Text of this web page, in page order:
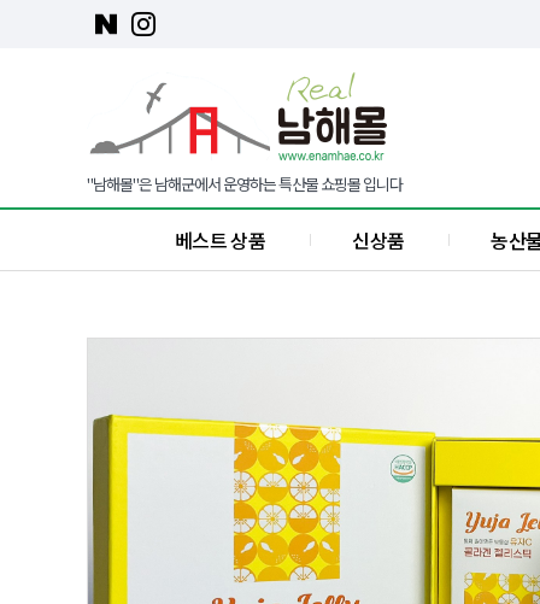
"남해몰"은 남해군에서 운영하는 특산물 쇼핑몰 입니다
베스트 상품 신상품 농산